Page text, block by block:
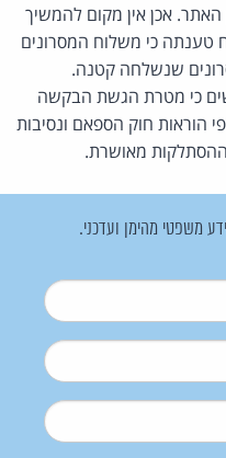
אכן אין מקום להמשיך
טענתה כי משלוח המסרונים
שנשלחה קטנה.
כי מטרת הגשת הבקשה
הוראות חוק הספאם ונסיבות
ההסתלקות מאושרת.
משפטי מהימן ועדכני.